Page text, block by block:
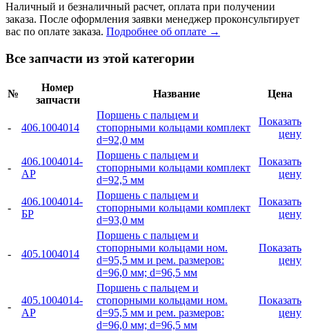
Наличный и безналичный расчет, оплата при получении
заказа. После оформления заявки менеджер проконсультирует
вас по оплате заказа. Подробнее об оплате →
Все запчасти из этой категории
№
Номер
запчасти
Название Цена
- 406.1004014
Поршень с пальцем и
стопорными кольцами комплект
d=92,0 мм
Показать
цену
-
406.1004014-
АР
Поршень с пальцем и
стопорными кольцами комплект
d=92,5 мм
Показать
цену
-
406.1004014-
БР
Поршень с пальцем и
стопорными кольцами комплект
d=93,0 мм
Показать
цену
- 405.1004014
Поршень с пальцем и
стопорными кольцами ном.
d=95,5 мм и рем. размеров:
d=96,0 мм; d=96,5 мм
Показать
цену
-
405.1004014-
АР
Поршень с пальцем и
стопорными кольцами ном.
d=95,5 мм и рем. размеров:
d=96,0 мм; d=96,5 мм
Показать
цену